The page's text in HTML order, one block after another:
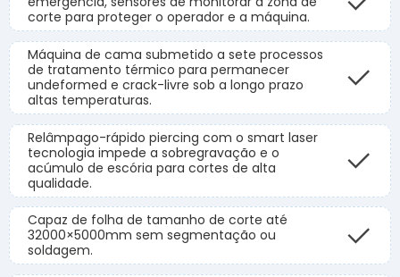
corte para proteger o operador e a máquina.
Máquina de cama submetido a sete processos
de tratamento térmico para permanecer
undeformed e crack-livre sob a longo prazo
altas temperaturas.
Relâmpago-rápido piercing com o smart laser
tecnologia impede a sobregravação e o
acúmulo de escória para cortes de alta
qualidade.
Capaz de folha de tamanho de corte até
32000×5000mm sem segmentação ou
soldagem.